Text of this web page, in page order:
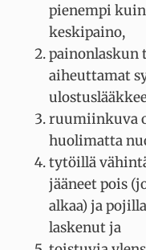
pienempi
keskipaino,
painonlaskun
aiheuttamat
ruumiinkuva
huolimatta
tytöillä
jääneet pois
alkaa) ja
laskenut ja